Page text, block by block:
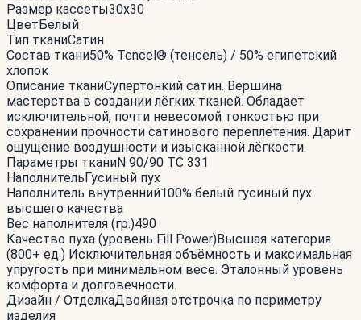
Размер кассеты30x30
ЦветБелый
Тип тканиСатин
Состав ткани50% Tencel® (тенсель) / 50% египетский
хлопок
Описание тканиСупертонкий сатин. Вершина
мастерства в создании лёгких тканей. Обладает
исключительной, почти невесомой тонкостью при
сохранении прочности сатинового переплетения. Дарит
ощущение воздушности и изысканной лёгкости.
Параметры тканиN 90/90 TC 331
НаполнительГусиный пух
Наполнитель внутренний100% белый гусиный пух
высшего качества
Вес наполнителя (гр.)490
Качество пуха (уровень Fill Power)Высшая категория
(800+ ед.) Исключительная объёмность и максимальная
упругость при минимальном весе. Эталонный уровень
комфорта и долговечности.
Дизайн / ОтделкаДвойная отстрочка по периметру
изделия